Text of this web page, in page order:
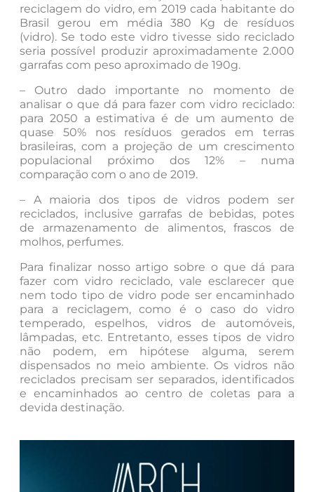
reciclagem do vidro, em 2019 cada habitante do
Brasil gerou em média 380 Kg de resíduos
(vidro). Se todo este vidro tivesse sido reciclado
seria possível produzir aproximadamente 2.000
garrafas com peso aproximado de 190g.
– Outro dado importante no momento de
analisar o que dá para fazer com vidro reciclado:
para 2050 a estimativa é de um aumento de
quase 50% nos resíduos gerados em terras
brasileiras, com a projeção de um crescimento
populacional próximo dos 12% – numa
comparação com o ano de 2019.
– A maioria dos tipos de vidros podem ser
reciclados, inclusive garrafas de bebidas, potes
de armazenamento de alimentos, frascos de
molhos, perfumes.
Para finalizar nosso artigo sobre o que dá para
fazer com vidro reciclado, vale esclarecer que
nem todo tipo de vidro pode ser encaminhado
para a reciclagem, como é o caso do vidro
temperado, espelhos, vidros de automóveis,
lâmpadas, etc. Entretanto, esses tipos de vidro
não podem, em hipótese alguma, serem
dispensados no meio ambiente. Os vidros não
reciclados precisam ser separados, identificados
e encaminhados ao centro de coletas para a
devida destinação.